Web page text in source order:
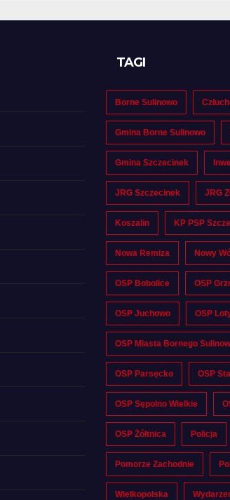
TAGI
Borne Sulinowo
Gmina Borne Sulinowo
Gmina Szczecinek
JRG Szczecinek JRG
Koszalin KP PSP
Nowa Remiza Nowy
OSP Bobolice OSP
OSP Juchowo OSP
OSP Miasta Bornego
OSP Parsęcko OSP
OSP Sępolno Wielkie
OSP Żółtnica Policja
Pomorze Zachodnie
Wielkopolska